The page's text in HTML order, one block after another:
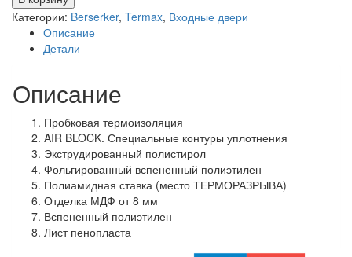
TERMAX
904
Категории: Berserker, Termax, Входные двери
Описание
Детали
Описание
Пробковая термоизоляция
AIR BLOCK. Специальные контуры уплотнения
Экструдированный полистирол
Фольгированный вспененный полиэтилен
Полиамидная ставка (место ТЕРМОРАЗРЫВА)
Отделка МДФ от 8 мм
Вспененный полиэтилен
Лист пенопласта